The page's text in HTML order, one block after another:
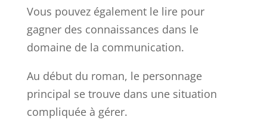
Vous pouvez également le lire pour
gagner des connaissances dans le
domaine de la communication.
Au début du roman, le personnage
principal se trouve dans une situation
compliquée à gérer.